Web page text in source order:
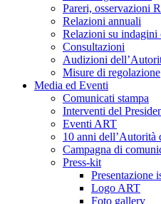
Pareri, osservazioni
Relazioni annuali
Relazioni su indagini
Consultazioni
Audizioni
Misure di regolazione
Media ed Eventi
Comunicati stampa
Interventi del
Eventi ART
10 anni dell’Autorità
Campagna di
Press-kit
Presentazione
Logo ART
Foto gallery